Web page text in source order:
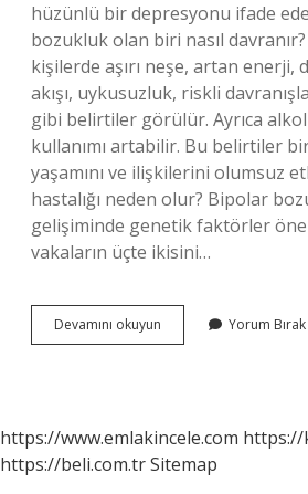
hüzünlü bir depresyonu ifade
bozukluk olan biri nasıl
kişilerde aşırı neşe, artan enerji,
akışı, uykusuzluk, riskli
gibi belirtiler görülür. Ayrıca
kullanımı artabilir. Bu belirtiler
yaşamını ve ilişkilerini olumsuz
hastalığı neden olur? Bipolar
gelişiminde genetik faktörler
vakaların üçte ikisini…
Devamını okuyun
Depresyon
Yorum Bırak
https://www.emlakincele.com https://
https://beli.com.trSitemap